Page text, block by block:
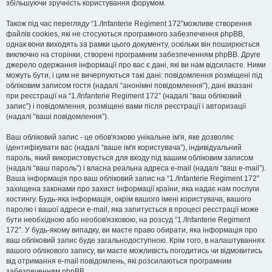
збільшуючи зручність користування форумом.
Також під час перегляду “1./Infanterie Regiment 172”можливе створення
файлів cookies, які не стосуються програмного забезпечення phpBB,
однак вони виходять за рамки цього документу, оскільки він поширюється
виключно на сторінки, створені програмним забезпеченням phpBB. Друге
джерело одержання інформації про вас є дані, які ви нам відсилаєте. Ними
можуть бути, і цим не вичерпуються такі дані: повідомлення розміщені під
обліковим записом гостя (надалі “анонімні повідомлення”), дані вказані
при реєстрації на “1./Infanterie Regiment 172” (надалі “ваш обліковий
запис”) і повідомлення, розміщені вами після реєстрації і авторизації
(надалі “ваші повідомлення”).
Ваш обліковий запис - це обов'язково унікальне ім'я, яке дозволяє
ідентифікувати вас (надалі “ваше ім'я користувача”), індивідуальний
пароль, який використовується для входу під вашим обліковим записом
(надалі “ваш пароль”) і власна реальна адреса e-mail (надалі “ваш e-mail”).
Ваша інформація про ваш обліковий запис на “1./Infanterie Regiment 172”
захищена законами про захист інформації країни, яка надає нам послуги
хостингу. Будь-яка інформація, окрім вашого імені користувача, вашого
паролю і вашої адреси e-mail, яка запитується в процесі реєстрації може
бути необхідною або необов'язковою, на розсуд “1./Infanterie Regiment
172”. У будь-якому випадку, ви маєте право обирати, яка інформація про
ваш обліковий запис буде загальнодоступною. Крім того, в налаштуваннях
вашого облікового запису, ви маєте можливість погодитись чи відмовитись
від отримання e-mail повідомлень, які розсилаються програмним